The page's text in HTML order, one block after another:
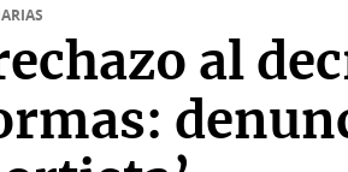
al